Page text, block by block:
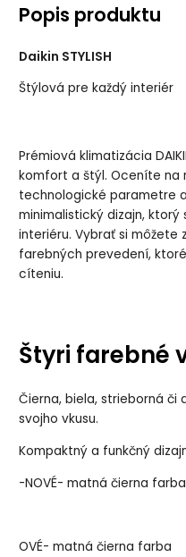
Popis produktu
Daikin STYLISH
Štýlová pre každý interiér
Prémiová klimatizácia
komfort a štýl. Oceníte na
technologické parametre
minimalistický dizajn,
interiéru. Vybrať si
farebných prevedení,
cíteniu.
Štyri farebné
Čierna, biela, strieborná či
svojho vkusu.
Kompaktný a funkčný
-NOVÉ- matná čierna farba
OVÉ- matná čierna farba